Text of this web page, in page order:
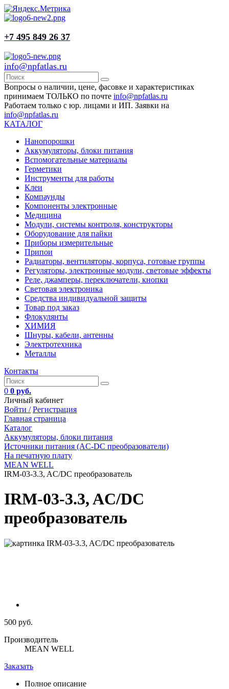
+7 495 849 26 37
info@npfatlas.ru
Вопросы о наличии, цене, фасовке и характеристиках
принимаем ТОЛЬКО по почте info@npfatlas.ru
Работаем только с юр. лицами и ИП. Заявки на
info@npfatlas.ru
КАТАЛОГ
Нанопорошки
Аккумуляторы, блоки питания
Вспомогательные материалы
Герметики
Инструменты для работы
Клеи
Компаунды
Компоненты электронные
Медицина
Модули, системы контроля, конструкторы
Оборудование для пайки
Приборы измерительные
Припои
Радиаторы, вентиляторы, корпуса, готовые группы
Регуляторы, электронные модули, световые эффекты
Реле, джамперы, переключатели, кнопки
Световая электроника
Средства индивидуальной защиты
Товар под заказ
Флокулянты
ХИМИЯ
Шнуры, кабели, антенны
Электротехника
Металлы
Контакты
0 0 руб.
Личный кабинет
Войти / Регистрация
Главная страница
Каталог
Аккумуляторы, блоки питания
Источники питания (AC-DC преобразователи)
На печатную плату
MEAN WELL
IRM-03-3.3, AC/DC преобразователь
IRM-03-3.3, AC/DC
преобразователь
500 руб.
Производитель
MEAN WELL
Заказать
Полное описание